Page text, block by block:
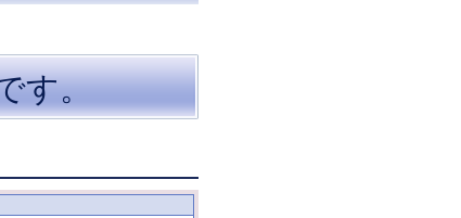
す。